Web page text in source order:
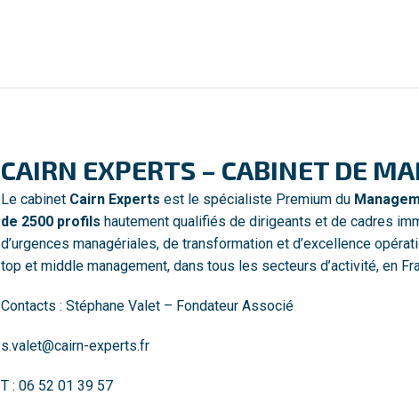
CAIRN EXPERTS – CABINET DE
Le cabinet Cairn Experts est le spécialiste Premium du
de 2500 profils hautement qualifiés de dirigeants et de cadres
d’urgences managériales, de transformation et d’excellence
top et middle management, dans tous les secteurs d’activité, en
Contacts : Stéphane Valet – Fondateur Associé
s.valet@cairn-experts.fr
T : 06 52 01 39 57